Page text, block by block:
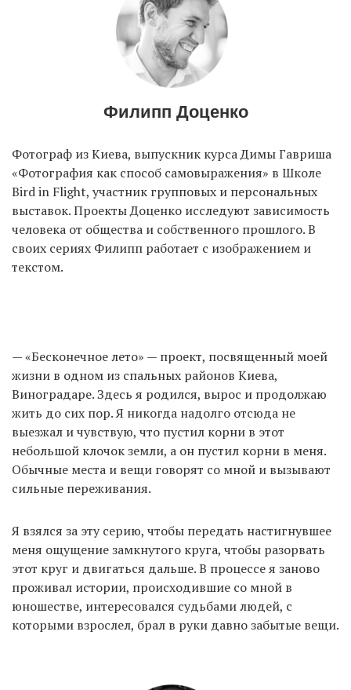
Филипп Доценко
Фотограф из Киева, выпускник курса Димы Гавриша
«Фотография как способ самовыражения» в Школе
Bird in Flight, участник групповых и персональных
выставок. Проекты Доценко исследуют зависимость
человека от общества и собственного прошлого. В
своих сериях Филипп работает с изображением и
текстом.
— «Бесконечное лето» — проект, посвященный моей
жизни в одном из спальных районов Киева,
Виноградаре. Здесь я родился, вырос и продолжаю
жить до сих пор. Я никогда надолго отсюда не
выезжал и чувствую, что пустил корни в этот
небольшой клочок земли, а он пустил корни в меня.
Обычные места и вещи говорят со мной и вызывают
сильные переживания.
Я взялся за эту серию, чтобы передать настигнувшее
меня ощущение замкнутого круга, чтобы разорвать
этот круг и двигаться дальше. В процессе я заново
проживал истории, происходившие со мной в
юношестве, интересовался судьбами людей, с
которыми взрослел, брал в руки давно забытые вещи.